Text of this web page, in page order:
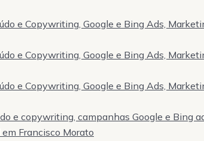
e Copywriting, Google e Bing Ads,
e Copywriting, Google e Bing Ads,
e Copywriting, Google e Bing Ads,
e copywriting, campanhas Google e Bing
Francisco Morato